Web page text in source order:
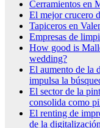
Cerramientos en
El mejor crucero
Tapiceros en
Empresas de
How good is
wedding?
El aumento de la
impulsa la
El sector de la
consolida como
El renting de
de la